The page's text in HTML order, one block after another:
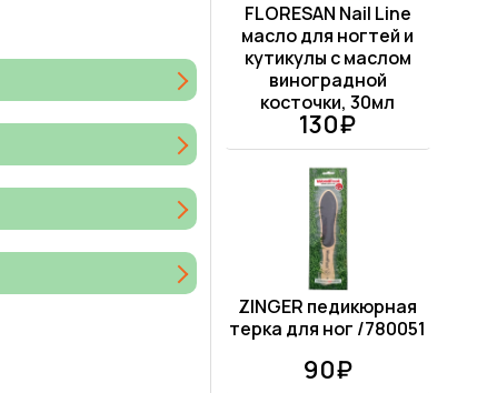
FLORESAN Nail Line
масло для ногтей и
кутикулы с маслом
виноградной
косточки, 30мл
130₽
ZINGER педикюрная
терка для ног /780051
90₽